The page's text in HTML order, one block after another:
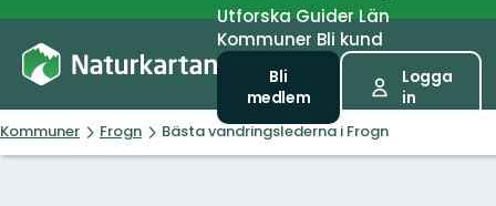
UtforskaGuiderLän
Kommuner Bli kund
Bli
medlem
Logga
in
Kommuner Frogn Bästa vandringslederna i Frogn